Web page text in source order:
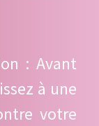
: Avant
à une
votre